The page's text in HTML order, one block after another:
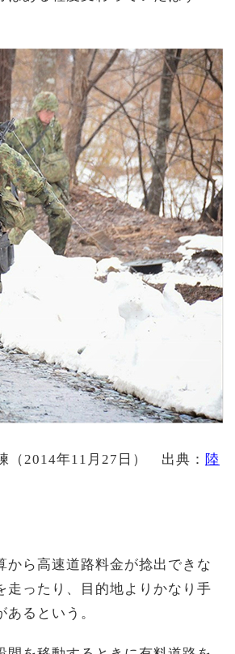
（2014年11月27日） 出典： 陸
から高速道路料金が捻出できな
走ったり、目的地よりかなり手
るという。